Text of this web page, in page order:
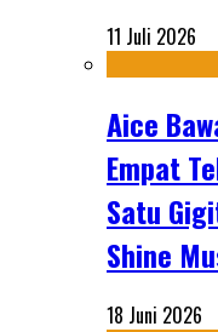
11 Juli 2026
Aice
Empat
Satu
Shine
18 Juni 2026